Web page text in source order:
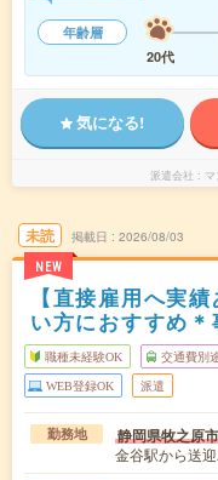
年齢層
20代
気になる!
派遣会社
未読
NEW
掲載日 2026/08/03
【直接雇用へ実
い方におすすめ＊
職種未経験OK 交通費別
WEB登録OK 派遣
勤務地 静岡県牧之原市
金谷駅から送